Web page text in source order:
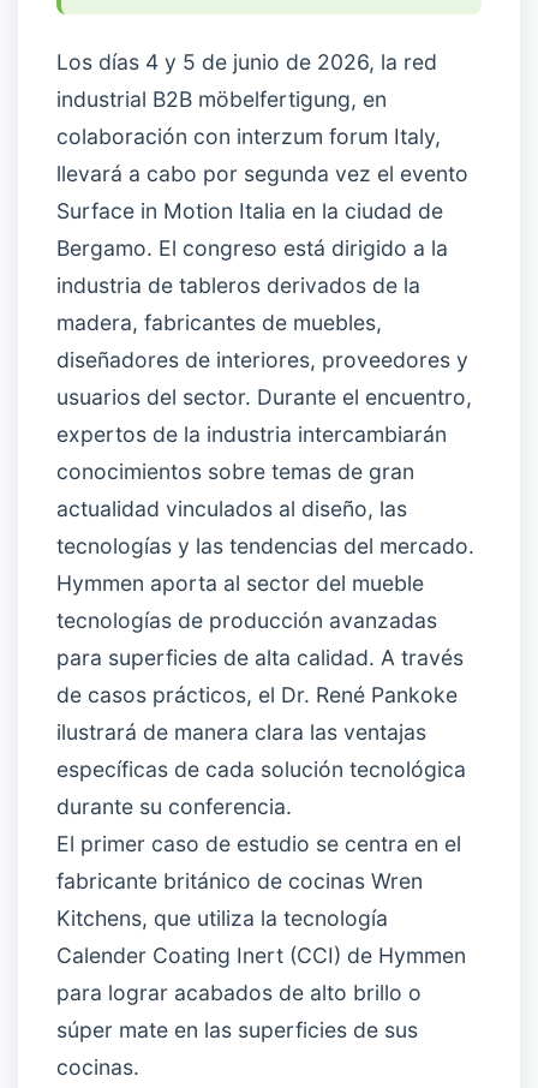
Los días 4 y 5 de junio de 2026, la red
industrial B2B möbelfertigung, en
colaboración con interzum forum Italy,
llevará a cabo por segunda vez el evento
Surface in Motion Italia en la ciudad de
Bergamo. El congreso está dirigido a la
industria de tableros derivados de la
madera, fabricantes de muebles,
diseñadores de interiores, proveedores y
usuarios del sector. Durante el encuentro,
expertos de la industria intercambiarán
conocimientos sobre temas de gran
actualidad vinculados al diseño, las
tecnologías y las tendencias del mercado.
Hymmen aporta al sector del mueble
tecnologías de producción avanzadas
para superficies de alta calidad. A través
de casos prácticos, el Dr. René Pankoke
ilustrará de manera clara las ventajas
específicas de cada solución tecnológica
durante su conferencia.
El primer caso de estudio se centra en el
fabricante británico de cocinas Wren
Kitchens, que utiliza la tecnología
Calender Coating Inert (CCI) de Hymmen
para lograr acabados de alto brillo o
súper mate en las superficies de sus
cocinas.